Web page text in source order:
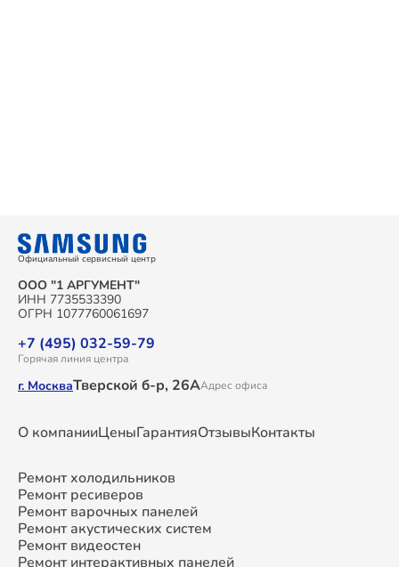
Официальный сервисный центр
ООО "1 АРГУМЕНТ"
ИНН 7735533390
ОГРН 1077760061697
+7 (495) 032-59-79
Горячая линия центра
г. МоскваТверской б-р, 26ААдрес офиса
О компанииЦеныГарантияОтзывыКонтакты
Ремонт холодильников
Ремонт ресиверов
Ремонт варочных панелей
Ремонт акустических систем
Ремонт видеостен
Ремонт интерактивных панелей